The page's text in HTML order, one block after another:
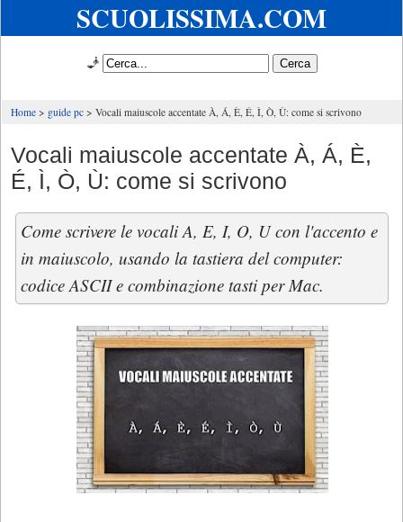
SCUOLISSIMA.COM
🧞
Home guide pc Vocali maiuscole accentate À, Á, È, É, Ì, Ò, Ù: come si scrivono
Vocali maiuscole accentate À, Á, È,
É, Ì, Ò, Ù: come si scrivono
Come scrivere le vocali A, E, I, O, U con l'accento e
in maiuscolo, usando la tastiera del computer:
codice ASCII e combinazione tasti per Mac.